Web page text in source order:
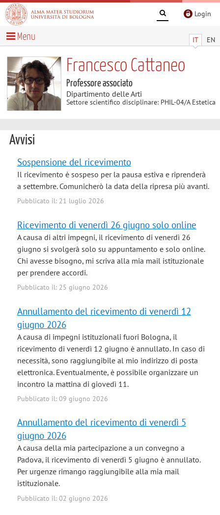
Login
IT EN
Menu
Francesco Cattaneo
Professore associato
Dipartimento delle Arti
Settore scientifico disciplinare: PHIL-04/A Estetica
Avvisi
Sospensione del ricevimento
Il ricevimento è sospeso per la pausa estiva e riprenderà
a settembre. Comunicherò la data della ripresa più avanti.
Pubblicato il: 21 luglio 2026
Ricevimento di venerdì 26 giugno solo online
A causa di altri impegni, il ricevimento di venerdì 26
giugno si svolgerà solo su appuntamento e solo online.
Chi avesse bisogno, mi scriva alla mia mail istituzionale
per prendere accordi.
Pubblicato il: 25 giugno 2026
Annullamento del ricevimento di venerdì 12
giugno 2026
A causa di impegni istituzionali fuori Bologna, il
ricevimento di venerdì 12 giugno è annullato. In caso di
necessità, sono raggiungibile al mio indirizzo di posta
elettronica. Eventualmente, è possibile organizzare un
incontro la mattina di giovedì 11.
Pubblicato il: 09 giugno 2026
Annullamento del ricevimento di venerdì 5
giugno 2026
A causa della mia partecipazione a un convegno a
Padova, il ricevimento di venerdì 5 giugno è annullato.
Per urgenze rimango raggiungibile alla mia mail
istituzionale.
Pubblicato il: 02 giugno 2026